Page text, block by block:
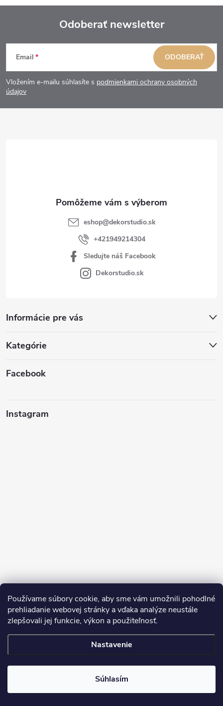
Používame súbory cookie, aby sme vám umožnili pohodlné
prehliadanie webovej stránky a vďaka analýze neustále
zlepšovali jej funkcie, výkon a použiteľnosť.
Nastavenie
Súhlasím
Z
á
p
Odoberať newsletter
Email
Vložením e-mailu súhlasíte s podmienkami ochrany osobných
údajov
ODOBERAŤ
Informácie pre vás
Kategórie
Facebook
Instagram
Sledovať na Instagrame
eshop@dekorstudio.sk
+421949214304
Sledujte náš Facebook
Dekorstudio.sk
Copyright 2026Dekorstudio.sk. Všetky práva vyhradené.